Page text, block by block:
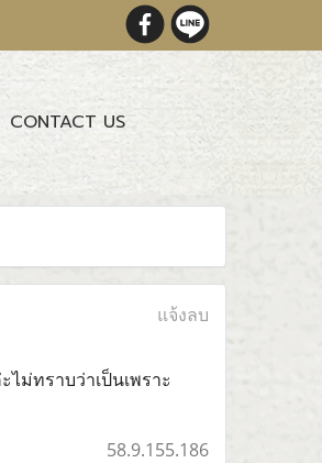
CONTACT US
แจ้งลบ
ม่ทราบว่าเป็นเพราะ
58.9.155.186